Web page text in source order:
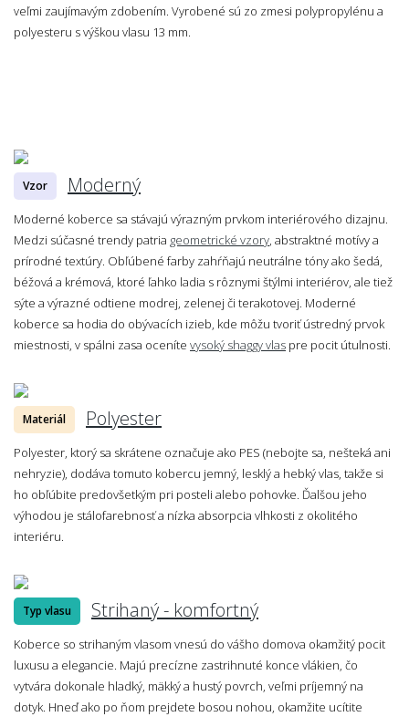
veľmi zaujímavým zdobením. Vyrobené sú zo zmesi polypropylénu a
polyesteru s výškou vlasu 13 mm.
Vzor Moderný
Moderné koberce sa stávajú výrazným prvkom interiérového dizajnu.
Medzi súčasné trendy patria geometrické vzory , abstraktné motívy a
prírodné textúry. Obľúbené farby zahŕňajú neutrálne tóny ako šedá,
béžová a krémová, ktoré ľahko ladia s rôznymi štýlmi interiérov, ale tiež
sýte a výrazné odtiene modrej, zelenej či terakotovej. Moderné
koberce sa hodia do obývacích izieb, kde môžu tvoriť ústredný prvok
miestnosti, v spálni zasa oceníte vysoký shaggy vlas pre pocit útulnosti.
Materiál Polyester
Polyester, ktorý sa skrátene označuje ako PES (nebojte sa, nešteká ani
nehryzie), dodáva tomuto kobercu jemný, lesklý a hebký vlas, takže si
ho obľúbite predovšetkým pri posteli alebo pohovke. Ďalšou jeho
výhodou je stálofarebnosť a nízka absorpcia vlhkosti z okolitého
interiéru.
Typ vlasu Strihaný - komfortný
Koberce so strihaným vlasom vnesú do vášho domova okamžitý pocit
luxusu a elegancie. Majú precízne zastrihnuté konce vlákien, čo
vytvára dokonale hladký, mäkký a hustý povrch, veľmi príjemný na
dotyk. Hneď ako po ňom prejdete bosou nohou, okamžite ucítite